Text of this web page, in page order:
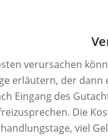
verursachen
erläutern, der
Eingang des
Die
viel